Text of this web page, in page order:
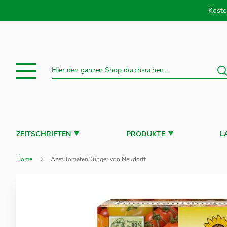
Suche
ZEITSCHRIFTEN PRODUKTE
Home Azet TomatenDünger von Neudorff